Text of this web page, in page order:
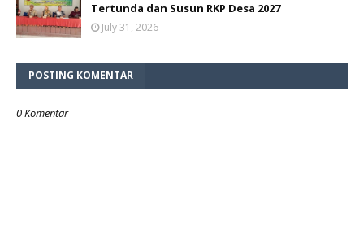
Tertunda dan Susun RKP Desa 2027
July 31, 2026
POSTING KOMENTAR
0 Komentar